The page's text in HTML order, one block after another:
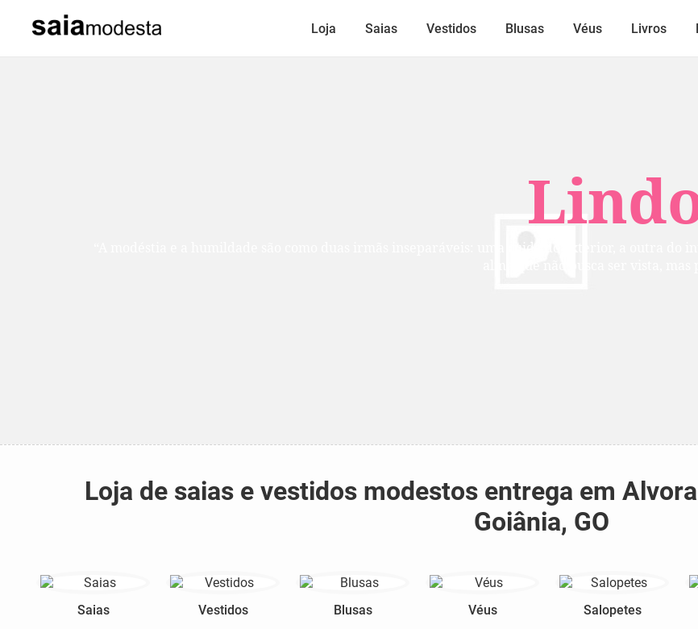
Loja Saias Vestidos Blusas Véus Livros
Loja de saias e vestidos modestos entrega em
Goiânia, GO
Saias Vestidos Blusas Véus Salopetes